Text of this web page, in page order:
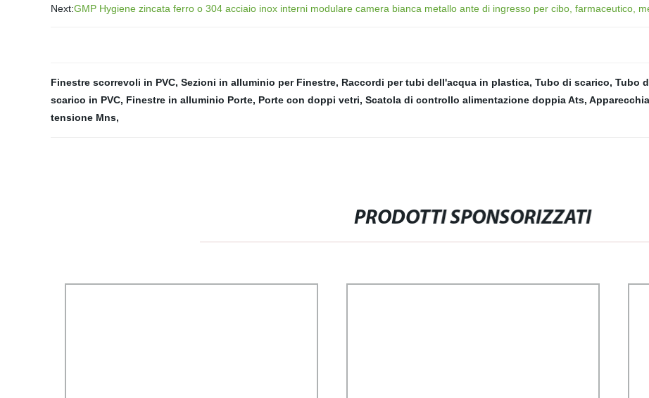
Next:GMP Hygiene zincata ferro o 304 acciaio inox interni modulare camera bianca metallo ante di ingresso per cibo, farmaceutico,
Finestre scorrevoli in PVC, Sezioni in alluminio per Finestre, Raccordi per tubi dell'acqua in plastica, Tubo di scarico, Tubo
scarico in PVC, Finestre in alluminio Porte, Porte con doppi vetri, Scatola di controllo alimentazione doppia Ats,
tensione Mns,
PRODOTTI SPONSORIZZATI